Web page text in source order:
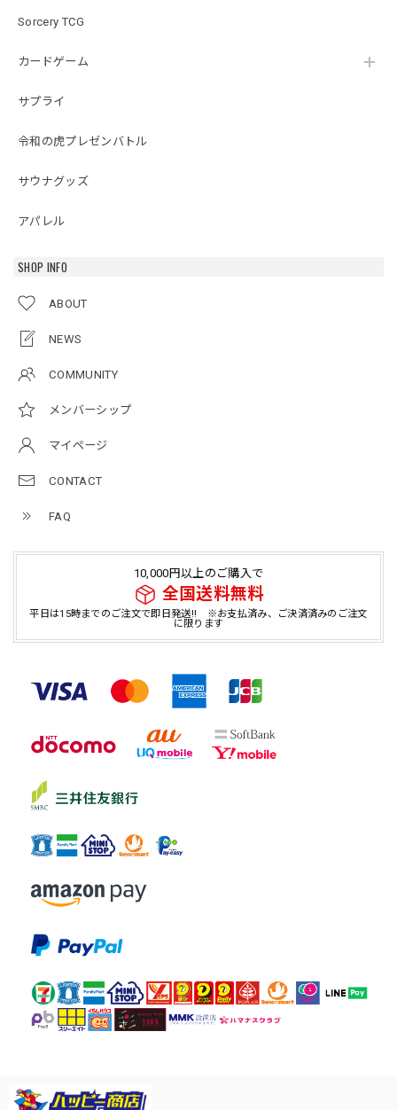
Sorcery TCG
カードゲーム
サプライ
令和の虎プレゼンバトル
サウナグッズ
アパレル
SHOP INFO
ABOUT
NEWS
COMMUNITY
メンバーシップ
マイページ
CONTACT
FAQ
10,000円以上のご購入で
全国送料無料
平日は15時までのご注文で即日発送!! ※お支払済み、ご決済済みのご注文
に限ります